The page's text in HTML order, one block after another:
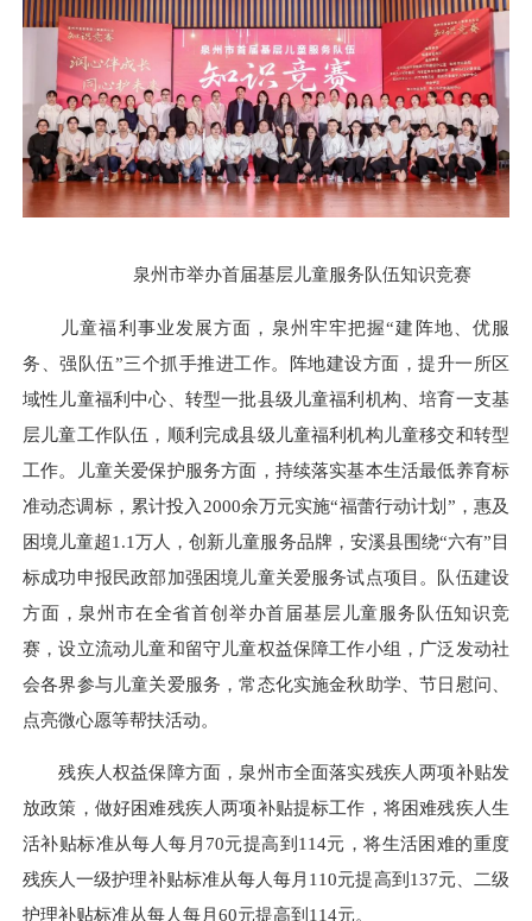
泉州市举办首届基层儿童服务队伍知识竞赛
儿童福利事业发展方面，泉州牢牢把握“建阵地、优服
务、强队伍”三个抓手推进工作。阵地建设方面，提升一所区
域性儿童福利中心、转型一批县级儿童福利机构、培育一支基
层儿童工作队伍，顺利完成县级儿童福利机构儿童移交和转型
工作。儿童关爱保护服务方面，持续落实基本生活最低养育标
准动态调标，累计投入2000余万元实施“福蕾行动计划”，惠及
困境儿童超1.1万人，创新儿童服务品牌，安溪县围绕“六有”目
标成功申报民政部加强困境儿童关爱服务试点项目。队伍建设
方面，泉州市在全省首创举办首届基层儿童服务队伍知识竞
赛，设立流动儿童和留守儿童权益保障工作小组，广泛发动社
会各界参与儿童关爱服务，常态化实施金秋助学、节日慰问、
点亮微心愿等帮扶活动。
残疾人权益保障方面，泉州市全面落实残疾人两项补贴发
放政策，做好困难残疾人两项补贴提标工作，将困难残疾人生
活补贴标准从每人每月70元提高到114元，将生活困难的重度
残疾人一级护理补贴标准从每人每月110元提高到137元、二级
护理补贴标准从每人每月60元提高到114元。